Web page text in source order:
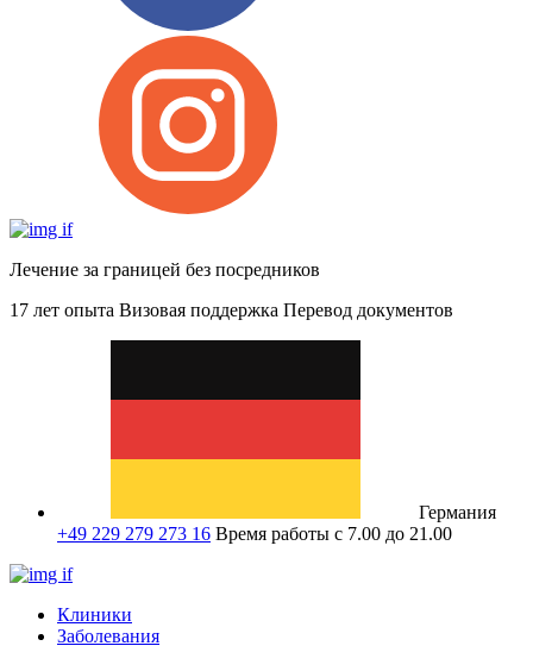
Лечение за границей без посредников
17 лет опыта Визовая поддержка Перевод документов
Германия
+49 229 279 273 16 Время работы с 7.00 до 21.00
Клиники
Заболевания